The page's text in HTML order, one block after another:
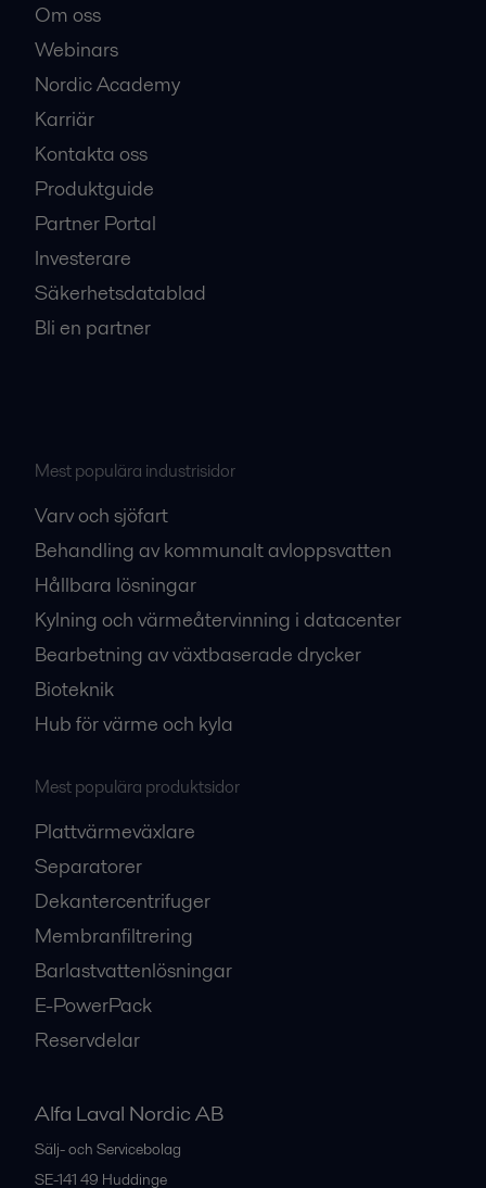
Om oss
Webinars
Nordic Academy
Karriär
Kontakta oss
Produktguide
Partner Portal
Investerare
Säkerhetsdatablad
Bli en partner
Mest populära industrisidor
Varv och sjöfart
Behandling av kommunalt avloppsvatten
Hållbara lösningar
Kylning och värmeåtervinning i datacenter
Bearbetning av växtbaserade drycker
Bioteknik
Hub för värme och kyla
Mest populära produktsidor
Plattvärmeväxlare
Separatorer
Dekantercentrifuger
Membranfiltrering
Barlastvattenlösningar
E-PowerPack
Reservdelar
Alfa Laval Nordic AB
Sälj- och Servicebolag
SE-141 49 Huddinge